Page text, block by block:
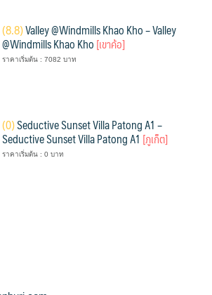
(8.8)Valley @Windmills Khao Kho – Valley
@Windmills Khao Kho[เขาค้อ]
ราคาเริ่มต้น : 7082 บาท
(0)Seductive Sunset Villa Patong A1 –
Seductive Sunset Villa Patong A1 [ภูเก็ต]
ราคาเริ่มต้น : 0 บาท